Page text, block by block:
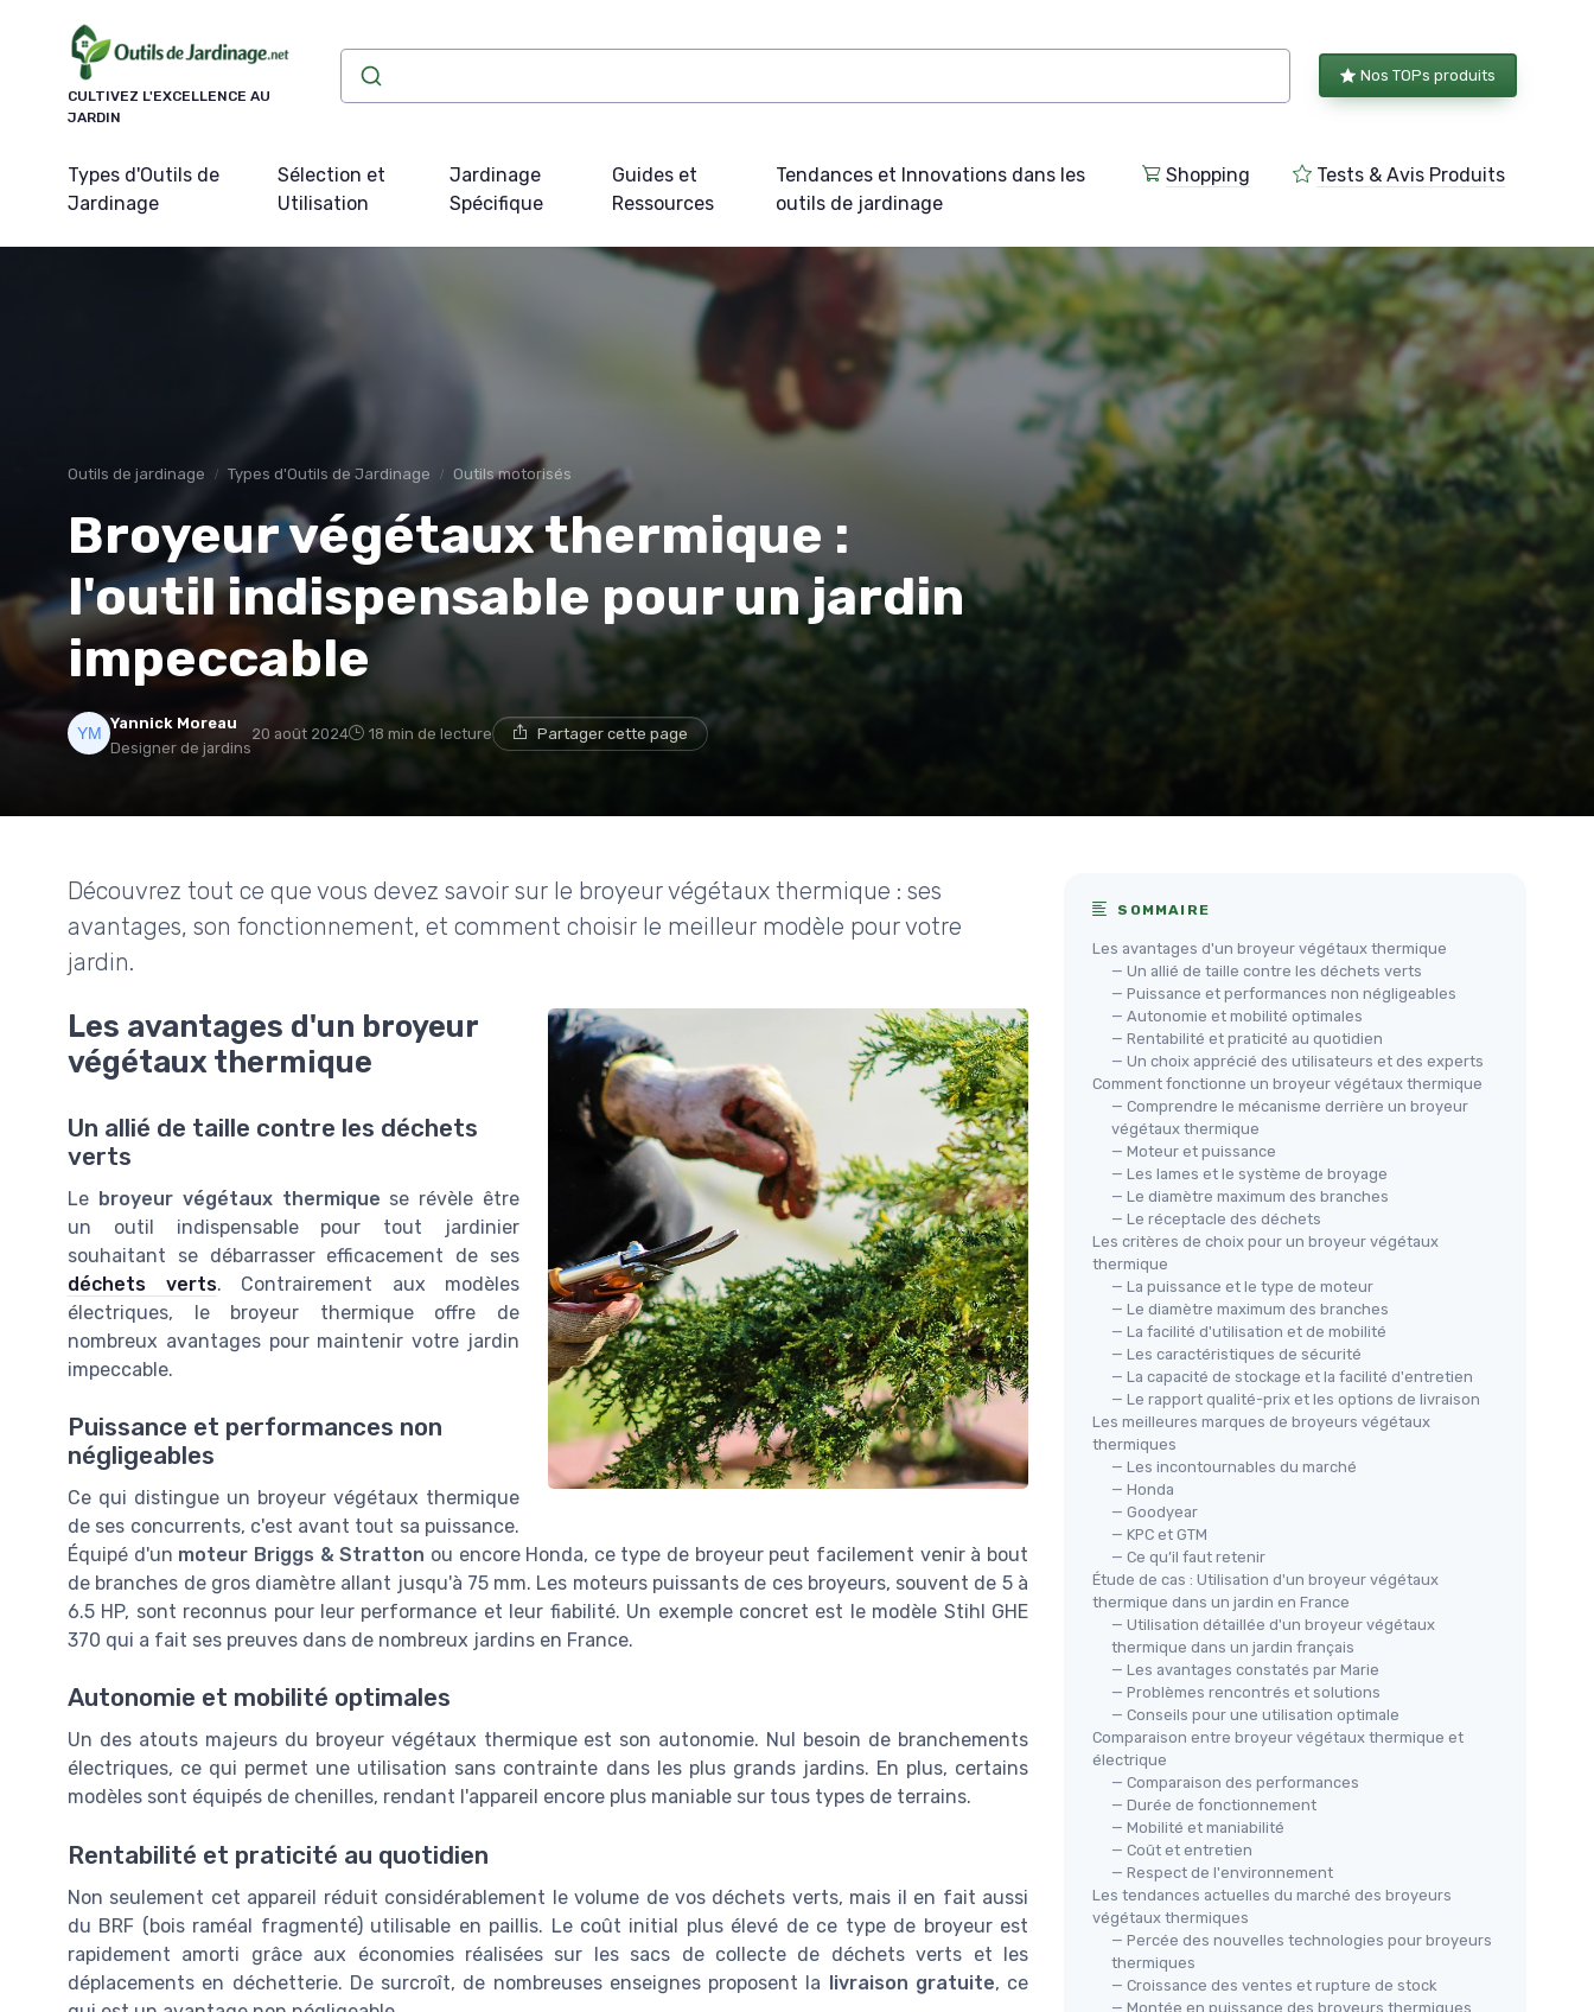
CULTIVEZ L'EXCELLENCE AU
JARDIN
Nos TOPs produits
Types d'Outils de
Jardinage
Sélection et
Utilisation
Jardinage
Spécifique
Guides et
Ressources
Tendances et Innovations dans les
outils de jardinage
Shopping Tests & Avis Produits
Outils de jardinage Types d'Outils de Jardinage Outils motorisés
Broyeur végétaux thermique :
l'outil indispensable pour un jardin
impeccable
Yannick Moreau
Designer de jardins
20 août 2024 18 min de lecture Partager cette page
Découvrez tout ce que vous devez savoir sur le broyeur végétaux thermique : ses
avantages, son fonctionnement, et comment choisir le meilleur modèle pour votre
jardin.
Les avantages d'un broyeur
végétaux thermique
Un allié de taille contre les déchets
verts
Le broyeur végétaux thermique se révèle être
un outil indispensable pour tout jardinier
souhaitant se débarrasser efficacement de ses
déchets verts. Contrairement aux modèles
électriques, le broyeur thermique offre de
nombreux avantages pour maintenir votre jardin
impeccable.
Puissance et performances non
négligeables
Ce qui distingue un broyeur végétaux thermique
de ses concurrents, c'est avant tout sa puissance.
Équipé d'un moteur Briggs & Stratton ou encore Honda, ce type de broyeur peut facilement venir à bout
de branches de gros diamètre allant jusqu'à 75 mm. Les moteurs puissants de ces broyeurs, souvent de 5 à
6.5 HP, sont reconnus pour leur performance et leur fiabilité. Un exemple concret est le modèle Stihl GHE
370 qui a fait ses preuves dans de nombreux jardins en France.
Autonomie et mobilité optimales
Un des atouts majeurs du broyeur végétaux thermique est son autonomie. Nul besoin de branchements
électriques, ce qui permet une utilisation sans contrainte dans les plus grands jardins. En plus, certains
modèles sont équipés de chenilles, rendant l'appareil encore plus maniable sur tous types de terrains.
Rentabilité et praticité au quotidien
Non seulement cet appareil réduit considérablement le volume de vos déchets verts, mais il en fait aussi
du BRF (bois raméal fragmenté) utilisable en paillis. Le coût initial plus élevé de ce type de broyeur est
rapidement amorti grâce aux économies réalisées sur les sacs de collecte de déchets verts et les
déplacements en déchetterie. De surcroît, de nombreuses enseignes proposent la livraison gratuite, ce
SOMMAIRE
Les avantages d'un broyeur végétaux thermique
— Un allié de taille contre les déchets verts
— Puissance et performances non négligeables
— Autonomie et mobilité optimales
— Rentabilité et praticité au quotidien
— Un choix apprécié des utilisateurs et des experts
Comment fonctionne un broyeur végétaux thermique
— Comprendre le mécanisme derrière un broyeur
végétaux thermique
— Moteur et puissance
— Les lames et le système de broyage
— Le diamètre maximum des branches
— Le réceptacle des déchets
Les critères de choix pour un broyeur végétaux
thermique
— La puissance et le type de moteur
— Le diamètre maximum des branches
— La facilité d'utilisation et de mobilité
— Les caractéristiques de sécurité
— La capacité de stockage et la facilité d'entretien
— Le rapport qualité-prix et les options de livraison
Les meilleures marques de broyeurs végétaux
thermiques
— Les incontournables du marché
— Honda
— Goodyear
— KPC et GTM
— Ce qu’il faut retenir
Étude de cas : Utilisation d'un broyeur végétaux
thermique dans un jardin en France
— Utilisation détaillée d'un broyeur végétaux
thermique dans un jardin français
— Les avantages constatés par Marie
— Problèmes rencontrés et solutions
— Conseils pour une utilisation optimale
Comparaison entre broyeur végétaux thermique et
électrique
— Comparaison des performances
— Durée de fonctionnement
— Mobilité et maniabilité
— Coût et entretien
— Respect de l'environnement
Les tendances actuelles du marché des broyeurs
végétaux thermiques
— Percée des nouvelles technologies pour broyeurs
thermiques
— Croissance des ventes et rupture de stock
— Montée en puissance des broyeurs thermiques